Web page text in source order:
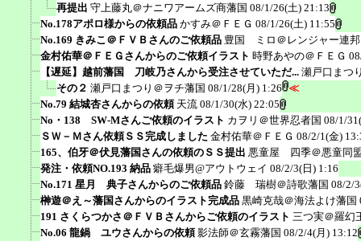
再提出 守上藤丸＠ナニワアームズ商藩国 08/1/26(土) 21:13
No.178アポロ様からの依頼品 かすみ＠ＦＥＧ 08/1/26(土) 11:55
No.169 きみこ＠ＦＶＢさんのご依頼品 豊国 ミロ＠レンジャー連邦
金村佑華＠ＦＥＧさんからのご依頼イラスト 時野あやの＠ＦＥＧ
【遅延】越前藩国 刀岐乃さんから受注させていただ... 瀬戸口まつ
その２ 瀬戸口まつり＠ヲチ藩国 08/1/28(月) 1:26 ≪
No.79 結城杏さんからの依頼 天流 08/1/30(水) 22:05
No・138 SW-Mさんご依頼のイラスト カヲリ＠世界忍者国 08/1/
ＳＷ－Ｍさん依頼ＳＳ完成しました 金村佑華＠ＦＥＧ 08/2/1(金)
165、伯牙＠伏見藩国さんの依頼のＳＳ提出 悪童屋 四季＠悪童同
発注・依頼NO.193 納品 癖毛爆男@アウトウェイ 08/2/3(日) 1:16
No.171 星月 典子さんからのご依頼品 鈴藤 瑞樹＠詩歌藩国 08/2/
榊遊＠え～藩国さんからのイラスト完成品 黒崎克哉＠海法よけ藩国
191 さくらつかさ＠ＦＶＢさんからご依頼のイラスト 三つ実＠羅幻
No.06 龍鍋 ユウさんからの依頼 影法師＠玄霧藩国 08/2/4(月) 13:12